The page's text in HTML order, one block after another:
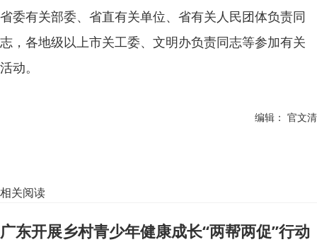
省委有关部委、省直有关单位、省有关人民团体负责同
志，各地级以上市关工委、文明办负责同志等参加有关
活动。
编辑： 官文清
相关阅读
广东开展乡村青少年健康成长“两帮两促”行动